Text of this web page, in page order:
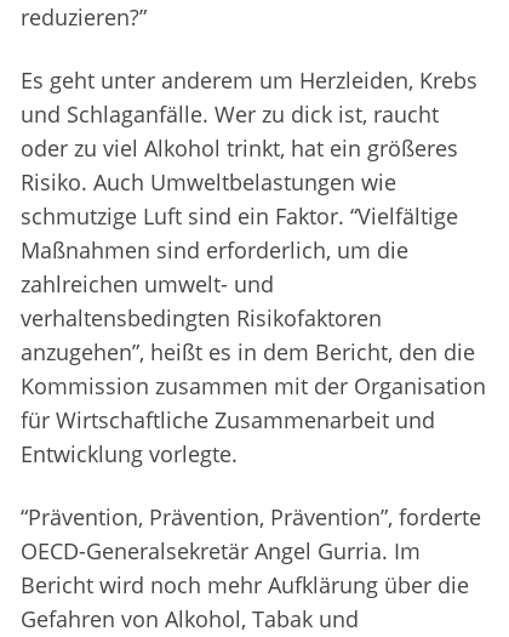
reduzieren?”
Es geht unter anderem um Herzleiden, Krebs
und Schlaganfälle. Wer zu dick ist, raucht
oder zu viel Alkohol trinkt, hat ein größeres
Risiko. Auch Umweltbelastungen wie
schmutzige Luft sind ein Faktor. “Vielfältige
Maßnahmen sind erforderlich, um die
zahlreichen umwelt- und
verhaltensbedingten Risikofaktoren
anzugehen”, heißt es in dem Bericht, den die
Kommission zusammen mit der Organisation
für Wirtschaftliche Zusammenarbeit und
Entwicklung vorlegte.
“Prävention, Prävention, Prävention”, forderte
OECD-Generalsekretär Angel Gurria. Im
Bericht wird noch mehr Aufklärung über die
Gefahren von Alkohol, Tabak und